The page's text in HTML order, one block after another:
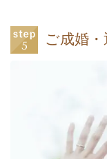
ご成婚・